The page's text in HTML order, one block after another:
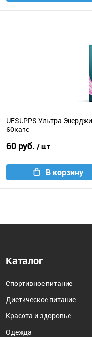
UESUPPS Ультра
60капс
60 руб. / шт
В корзину
Каталог
Спортивное питание
Диетическое питание
Красота и здоровье
Одежда